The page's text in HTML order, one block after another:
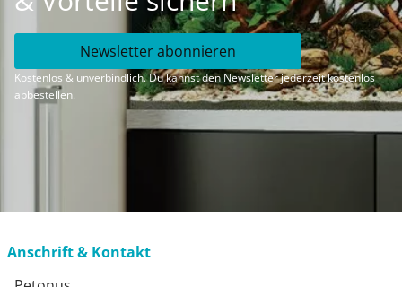
Newsletter abonnieren
Kostenlos & unverbindlich. Du kannst den Newsletter jederzeit kostenlos
abbestellen.
Anschrift & Kontakt